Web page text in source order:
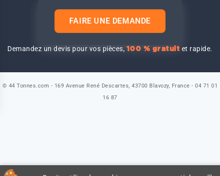
FAIRE UNE DEMANDE
Demandez un devis pour vos pièces,100 % gratuit et rapide.
© 44 Tonnes.com - 169 Avenue René Descartes, 43700 Blavozy, France - 04 71 01
16 87